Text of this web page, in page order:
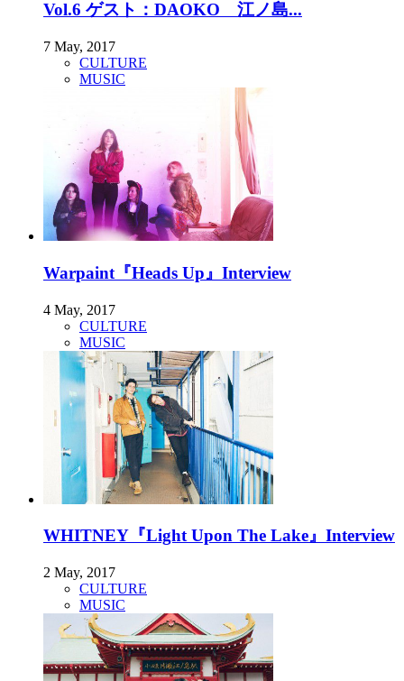
Vol.6 ゲスト：DAOKO 江ノ島...
7 May, 2017
CULTURE
MUSIC
Warpaint『Heads Up』Interview
4 May, 2017
CULTURE
MUSIC
WHITNEY『Light Upon The Lake』Interview
2 May, 2017
CULTURE
MUSIC